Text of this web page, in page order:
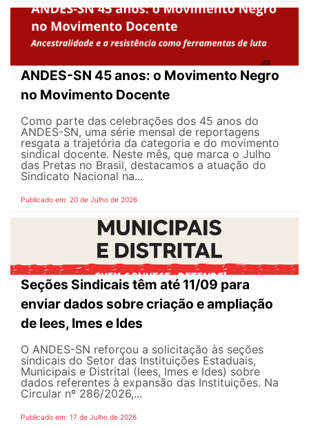
ANDES-SN 45 anos: o Movimento Negro
no Movimento Docente
Como parte das celebrações dos 45 anos do
ANDES-SN, uma série mensal de reportagens
resgata a trajetória da categoria e do movimento
sindical docente. Neste mês, que marca o Julho
das Pretas no Brasil, destacamos a atuação do
Sindicato Nacional na...
Publicado em: 20 de Julho de 2026
Seções Sindicais têm até 11/09 para
enviar dados sobre criação e ampliação
de Iees, Imes e Ides
O ANDES-SN reforçou a solicitação às seções
sindicais do Setor das Instituições Estaduais,
Municipais e Distrital (Iees, Imes e Ides) sobre
dados referentes à expansão das Instituições. Na
Circular nº 286/2026,...
Publicado em: 17 de Julho de 2026